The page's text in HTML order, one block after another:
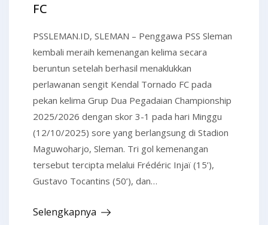
FC
PSSLEMAN.ID, SLEMAN – Penggawa PSS Sleman
kembali meraih kemenangan kelima secara
beruntun setelah berhasil menaklukkan
perlawanan sengit Kendal Tornado FC pada
pekan kelima Grup Dua Pegadaian Championship
2025/2026 dengan skor 3-1 pada hari Minggu
(12/10/2025) sore yang berlangsung di Stadion
Maguwoharjo, Sleman. Tri gol kemenangan
tersebut tercipta melalui Frédéric Injaï (15’),
Gustavo Tocantins (50’), dan…
Selengkapnya